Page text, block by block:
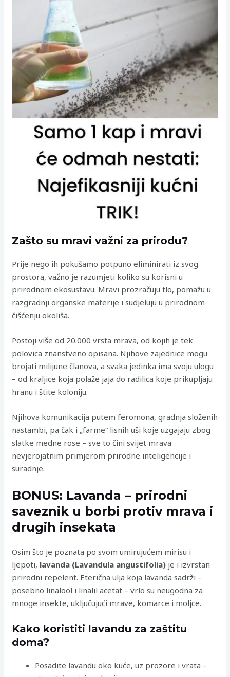
Zašto su mravi važni za prirodu?
Prije nego ih pokušamo potpuno eliminirati iz svog
prostora, važno je razumjeti koliko su korisni u
prirodnom ekosustavu. Mravi prozračuju tlo, pomažu u
razgradnji organske materije i sudjeluju u prirodnom
čišćenju okoliša.
Postoji više od 20.000 vrsta mrava, od kojih je tek
polovica znanstveno opisana. Njihove zajednice mogu
brojati milijune članova, a svaka jedinka ima svoju ulogu
– od kraljice koja polaže jaja do radilica koje prikupljaju
hranu i štite koloniju.
Njihova komunikacija putem feromona, gradnja složenih
nastambi, pa čak i „farme“ lisnih uši koje uzgajaju zbog
slatke medne rose – sve to čini svijet mrava
nevjerojatnim primjerom prirodne inteligencije i
suradnje.
BONUS: Lavanda – prirodni
saveznik u borbi protiv mrava i
drugih insekata
Osim što je poznata po svom umirujućem mirisu i
ljepoti, lavanda (Lavandula angustifolia) je i izvrstan
prirodni repelent. Eterična ulja koja lavanda sadrži –
posebno linalool i linalil acetat – vrlo su neugodna za
mnoge insekte, uključujući mrave, komarce i moljce.
Kako koristiti lavandu za zaštitu
doma?
Posadite lavandu oko kuće, uz prozore i vrata –